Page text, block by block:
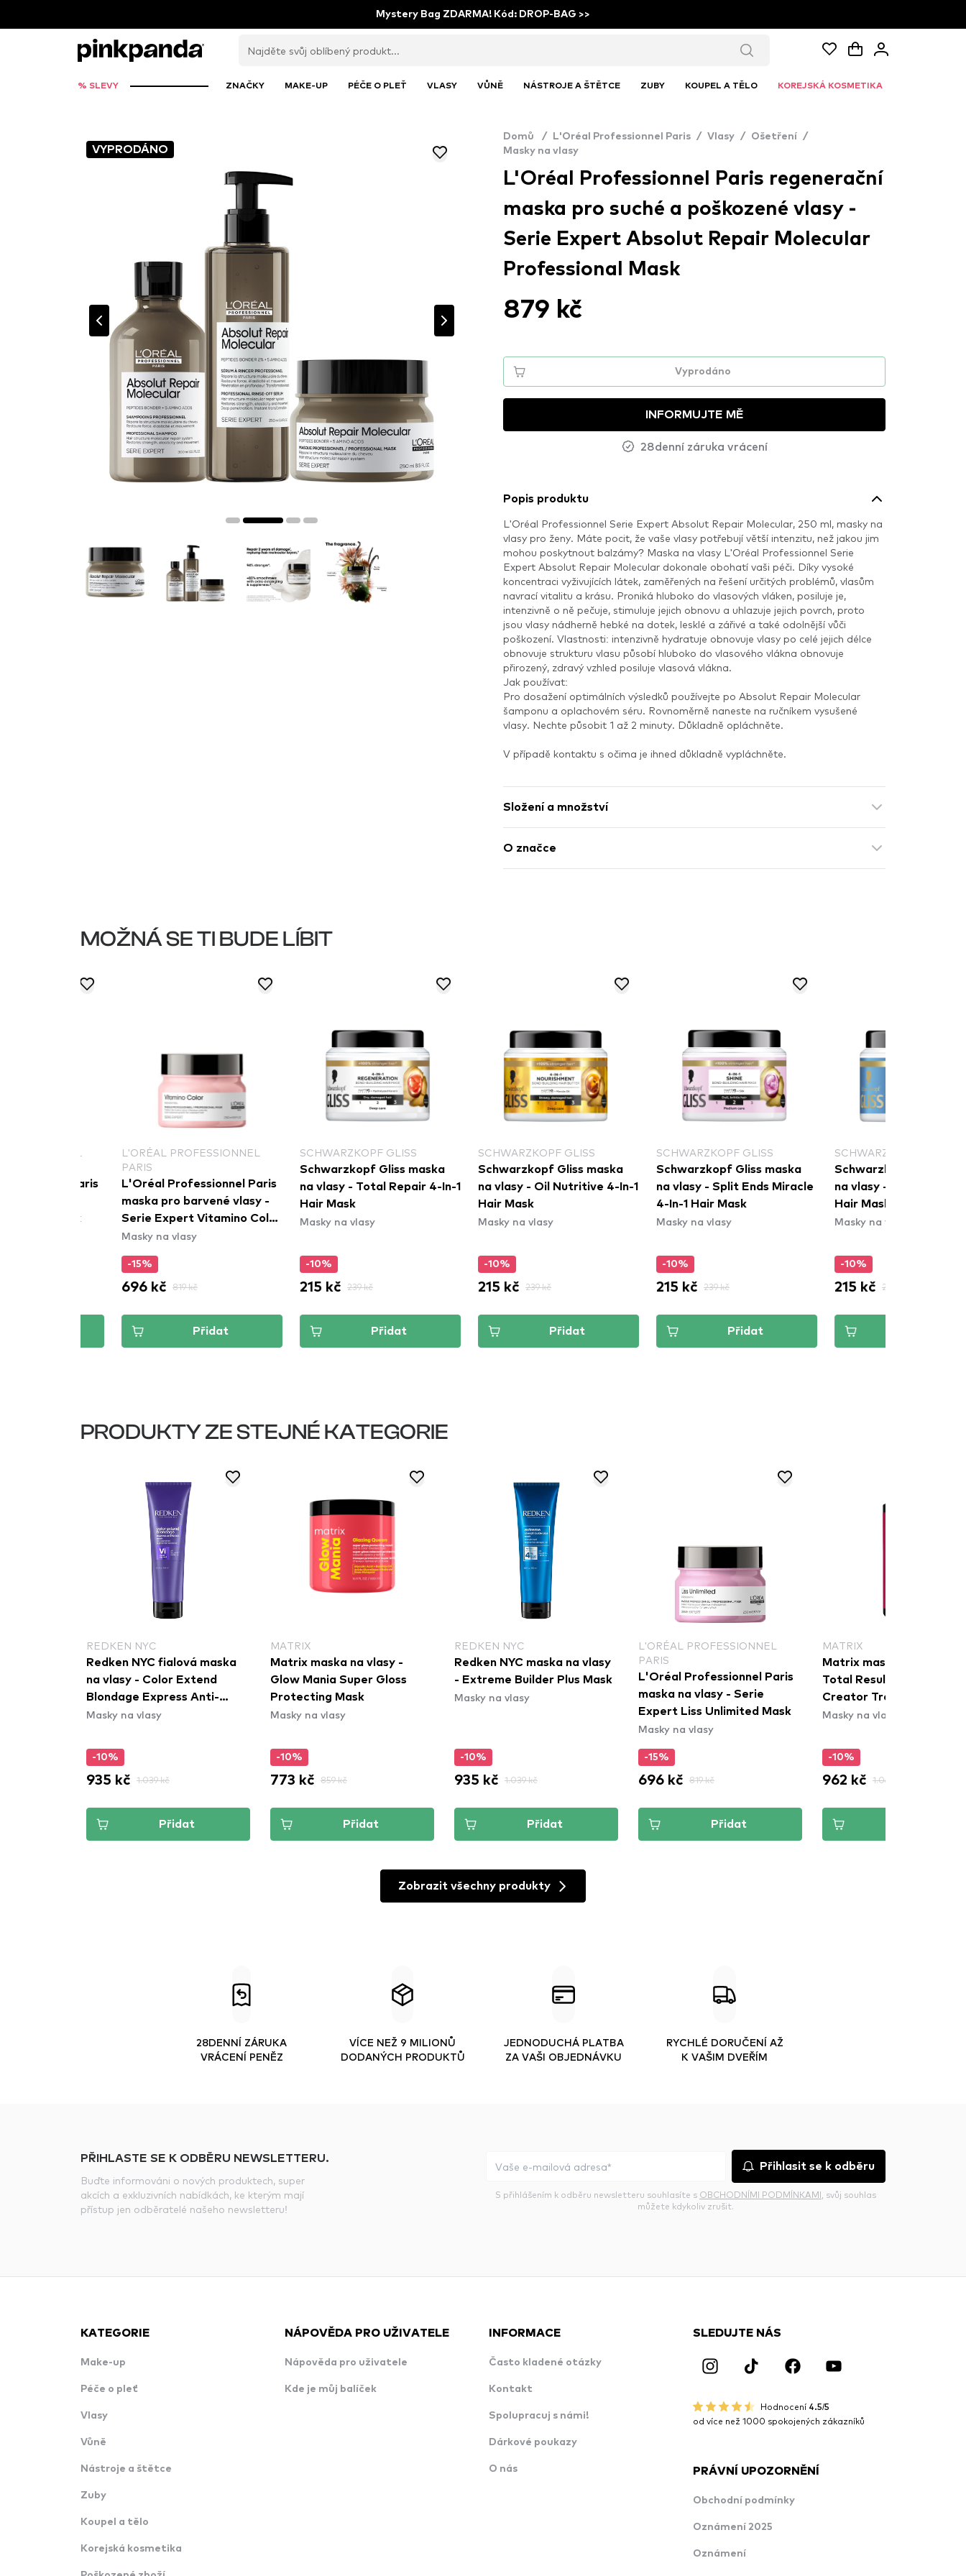
Mystery Bag ZDARMA! Kód: DROP-BAG >>
% SLEVY ZNAČKY MAKE-UP PÉČE O PLEŤ VLASY VŮNĚ NÁSTROJE A ŠTĚTCE ZUBY KOUPEL A TĚLO KOREJSKÁ KOSMETIKA
VYPRODÁNO
Domů / L'Oréal Professionnel Paris / Vlasy / Ošetření
/
Masky na vlasy
L'Oréal Professionnel Paris regenerační
maska pro suché a poškozené vlasy -
Serie Expert Absolut Repair Molecular
Professional Mask
879 kč
Vyprodáno
INFORMUJTE MĚ
28denní záruka vrácení
Popis produktu
L'Oréal Professionnel Serie Expert Absolut Repair Molecular, 250 ml, masky na
vlasy pro ženy. Máte pocit, že vaše vlasy potřebují větší intenzitu, než jakou jim
mohou poskytnout balzámy? Maska na vlasy L'Oréal Professionnel Serie
Expert Absolut Repair Molecular dokonale obohatí vaši péči. Díky vysoké
koncentraci vyživujících látek, zaměřených na řešení určitých problémů, vlasům
navrací vitalitu a krásu. Proniká hluboko do vlasových vláken, posiluje je,
intenzivně o ně pečuje, stimuluje jejich obnovu a uhlazuje jejich povrch, proto
jsou vlasy nádherně hebké na dotek, lesklé a zářivé a také odolnější vůči
poškození. Vlastnosti: intenzivně hydratuje obnovuje vlasy po celé jejich délce
obnovuje strukturu vlasu působí hluboko do vlasového vlákna obnovuje
přirozený, zdravý vzhled posiluje vlasová vlákna.
Jak používat:
Pro dosažení optimálních výsledků používejte po Absolut Repair Molecular
šamponu a oplachovém séru. Rovnoměrně naneste na ručníkem vysušené
vlasy. Nechte působit 1 až 2 minuty. Důkladně opláchněte.
V případě kontaktu s očima je ihned důkladně vypláchněte.
Složení a množství
O značce
MOŽNÁ SE TI BUDE LÍBIT
L'ORÉAL PROFESSIONNEL
L'Oréal Professionnel Paris
maska pro barvené vlasy -
Serie Expert Vitamino Color
Masky na vlasy
696 kč 819 kč
SCHWARZKOPF GLISS
Schwarzkopf Gliss maska
na vlasy - Total Repair 4-In-1
Hair Mask
Masky na vlasy
215 kč 239 kč
SCHWARZKOPF GLISS
Schwarzkopf Gliss maska
na vlasy - Oil Nutritive 4-In-1
Hair Mask
Masky na vlasy
215 kč 239 kč
SCHWARZKOPF GLISS
Schwarzkopf Gliss maska
na vlasy - Split Ends Miracle
4-In-1 Hair Mask
Masky na vlasy
215 kč 239 kč
SCHWARZKOPF GLISS
Schwarzkopf Gliss maska
na vlasy - Aqua Revive 4-In-1
Hair Mask
Masky na vlasy
215 kč 239 kč
PRODUKTY ZE STEJNÉ KATEGORIE
REDKEN NYC
Redken NYC fialová maska
na vlasy - Color Extend
Blondage Express Anti-
Brass Mask
Masky na vlasy
-10%
935 kč 1.039 kč
Přidat
MATRIX
Matrix maska na vlasy -
Glow Mania Super Gloss
Protecting Mask
Masky na vlasy
-10%
773 kč 859 kč
Přidat
REDKEN NYC
Redken NYC maska na vlasy
- Extreme Builder Plus Mask
Masky na vlasy
-10%
935 kč 1.039 kč
Přidat
L'ORÉAL PROFESSIONNEL
PARIS
L'Oréal Professionnel Paris
maska na vlasy - Serie
Expert Liss Unlimited Mask
Masky na vlasy
-15%
696 kč 819 kč
Přidat
MATRIX
Matrix maska na vlasy -
Total Results Miracle
Creator Treatment Mask
Masky na vlasy
-10%
962 kč 1.069 kč
Zobrazit všechny produkty
28DENNÍ ZÁRUKA
VRÁCENÍ PENĚZ
VÍCE NEŽ 9 MILIONŮ
DODANÝCH PRODUKTŮ
JEDNODUCHÁ PLATBA
ZA VAŠI OBJEDNÁVKU
RYCHLÉ DORUČENÍ AŽ
K VAŠIM DVEŘÍM
PŘIHLASTE SE K ODBĚRU NEWSLETTERU.
Buďte informováni o nových produktech, super
akcích a exkluzivních nabídkách, ke kterým mají
přístup jen odběratelé našeho newsletteru!
Přihlasit se k odběru
S přihlášením k odběru newsletteru souhlasíte s OBCHODNÍMI PODMÍNKAMI , svůj souhlas
můžete kdykoliv zrušit.
KATEGORIE
Make-up
Péče o pleť
Vlasy
Vůně
Nástroje a štětce
Zuby
Koupel a tělo
Korejská kosmetika
NÁPOVĚDA PRO UŽIVATELE
Nápověda pro uživatele
Kde je můj balíček
INFORMACE
Často kladené otázky
Kontakt
Spolupracuj s námi!
Dárkové poukazy
O nás
SLEDUJTE NÁS
Hodnocení 4.5/5
od více než 1000 spokojených zákazníků
PRÁVNÍ UPOZORNĚNÍ
Obchodní podmínky
Oznámení 2025
Oznámení